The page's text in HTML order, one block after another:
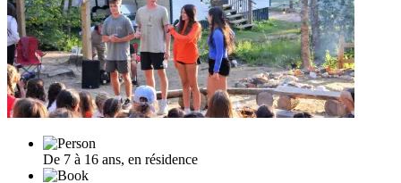
De 7 à 16 ans, en résidence